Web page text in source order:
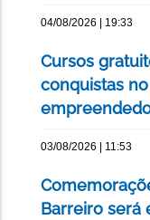
04/08/2026 | 19:33
Cursos
conquistas
03/08/2026 | 11:53
Barreiro será